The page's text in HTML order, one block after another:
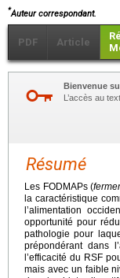
*Auteur correspondant.
PDF Article
Bienvenue
L’accès au
Résumé
Les FODMAPs (
la caractéristique
l’alimentation
opportunité pour
pathologie pour
prépondérant dans
l’efficacité du RSF
mais avec un faible